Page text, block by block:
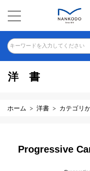
キーワードを入力してください
洋書
ホーム 洋書 カテゴリ
Progressive